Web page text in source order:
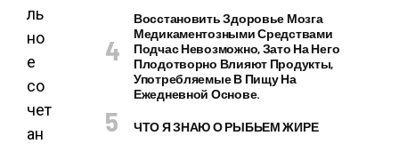
ль
но
е
со
чет
ан
Восстановить Здоровье Мозга
Медикаментозными Средствами
Подчас Невозможно, Зато На Него
Плодотворно Влияют Продукты,
Употребляемые В Пищу На
Ежедневной Основе.
ЧТО Я ЗНАЮ О РЫБЬЕМ ЖИРЕ